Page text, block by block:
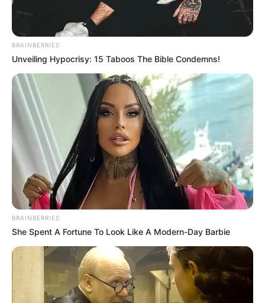
BRAINBERRIES
Unveiling Hypocrisy: 15 Taboos The Bible Condemns!
BRAINBERRIES
She Spent A Fortune To Look Like A Modern-Day Barbie